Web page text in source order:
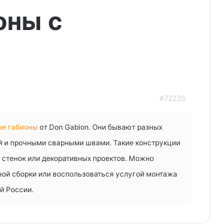
с
#72235
габионы от Don Gabion. Они бывают разных
и прочными сварными швами. Такие конструкции
или декоративных проектов. Можно
сборки или воспользоваться услугой монтажа
России.